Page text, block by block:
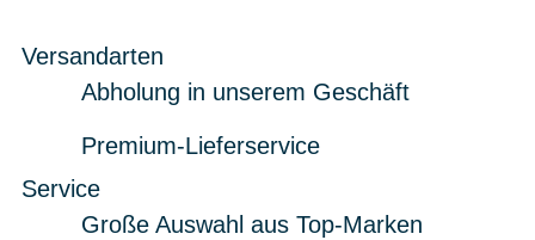
Versandarten
Abholung in unserem Geschäft
Premium-Lieferservice
Service
Große Auswahl aus Top-Marken